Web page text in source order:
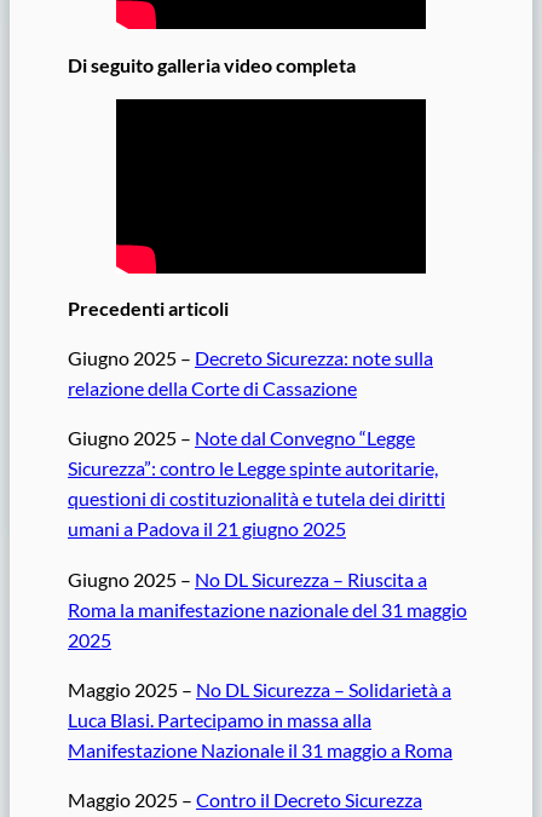
Di seguito galleria video completa
Precedenti articoli
Giugno 2025 – Decreto Sicurezza: note sulla
relazione della Corte di Cassazione
Giugno 2025 – Note dal Convegno “Legge
Sicurezza”: contro le Legge spinte autoritarie,
questioni di costituzionalità e tutela dei diritti
umani a Padova il 21 giugno 2025
Giugno 2025 – No DL Sicurezza – Riuscita a
Roma la manifestazione nazionale del 31 maggio
2025
Maggio 2025 – No DL Sicurezza – Solidarietà a
Luca Blasi. Partecipamo in massa alla
Manifestazione Nazionale il 31 maggio a Roma
Maggio 2025 – Contro il Decreto Sicurezza